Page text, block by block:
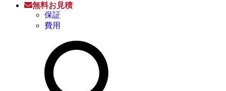
無料お見積
保証
費用